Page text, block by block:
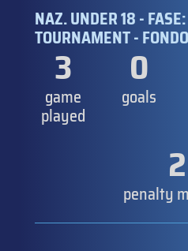
NAZ. UNDER 18 -
TOURNAMENT - FONDO
3
game
played
0
goals
2
penalty